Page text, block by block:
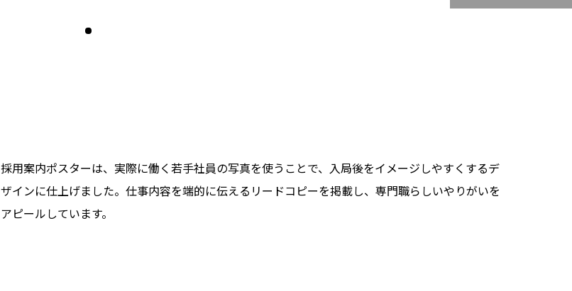
採用案内ポスターは、実際に働く若手社員の写真を使うことで、入局後をイメージしやすくするデ
ザインに仕上げました。仕事内容を端的に伝えるリードコピーを掲載し、専門職らしいやりがいを
アピールしています。